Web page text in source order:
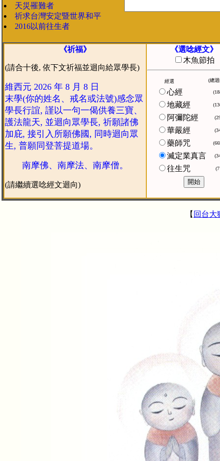
天災罹難者
祈求台灣安定暨世界和平
2016以前往生者
《祈福》
(請合十後, 依下文祈福並迴向給眾學長)
維西元 2026 年 8 月 8 日
末學(你的姓名、戒名或法號)感念眾
學長行誼, 謹以一句一偈供養三寶、
護法龍天, 並迴向眾學長, 祈願諸佛
加庇, 接引入所願佛國, 同時迴向眾
生, 普願同登菩提道場。
南摩佛、南摩法、南摩僧。
(請繼續選唸經文迴向)
《選唸經文》
木魚節拍
經選 (總
心經
地藏經
阿彌陀經
華嚴經
藥師咒
滅定業真言
往生咒
【 回台大